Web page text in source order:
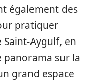
également des
pratiquer
Aygulf, en
sur la
grand espace